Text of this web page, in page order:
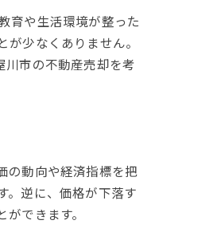
育や生活環境が整った
少なくありません。
川市の不動産売却を考
の動向や経済指標を把
。逆に、価格が下落す
できます。